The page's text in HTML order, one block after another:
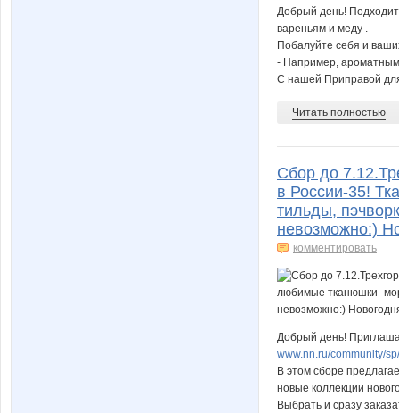
Добрый день!
вареньям и меду .
Побалуйте себя и
- Например,
С нашей Приправой
Читать полностью
Сбор до
в России-35!
тильды,
невозможно:)
комментировать
Добрый день!
www.nn.ru/community/
В этом сборе
новые коллекции
Выбрать и сразу